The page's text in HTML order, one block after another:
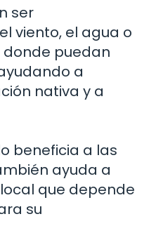
ser
viento, el agua o
puedan
a
nativa y a
beneficia a las
ayuda a
que depende
su